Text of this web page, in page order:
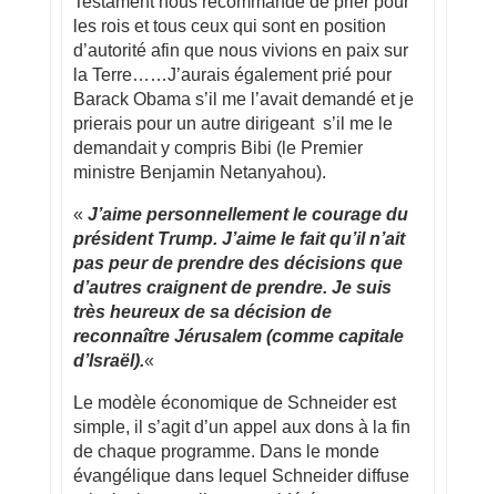
les rois et tous ceux qui sont en position
d’autorité afin que nous vivions en paix sur
la Terre……J’aurais également prié pour
Barack Obama s’il me l’avait demandé et je
prierais pour un autre dirigeant s’il me le
demandait y compris Bibi (le Premier
ministre Benjamin Netanyahou).
« J’aime personnellement le courage du
président Trump. J’aime le fait qu’il n’ait
pas peur de prendre des décisions que
d’autres craignent de prendre. Je suis
très heureux de sa décision de
reconnaître Jérusalem (comme capitale
d’Israël).«
Le modèle économique de Schneider est
simple, il s’agit d’un appel aux dons à la fin
de chaque programme. Dans le monde
évangélique dans lequel Schneider diffuse